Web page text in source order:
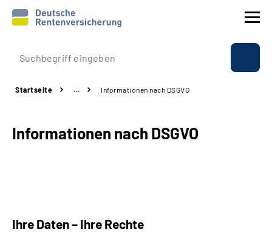
Prävention
Rente
Startseite … Informationen nach DSGVO
Informationen nach DSGVO
Ihre Daten – Ihre Rechte